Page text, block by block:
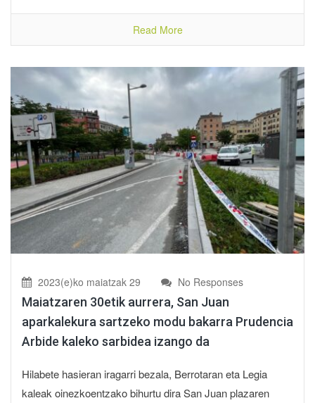
Read More
2023(e)ko maiatzak 29 No Responses
Maiatzaren 30etik aurrera, San Juan
aparkalekura sartzeko modu bakarra Prudencia
Arbide kaleko sarbidea izango da
Hilabete hasieran iragarri bezala, Berrotaran eta Legia
kaleak oinezkoentzako bihurtu dira San Juan plazaren